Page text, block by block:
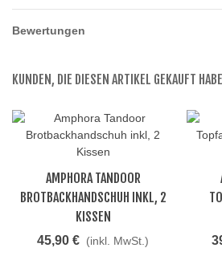
Bewertungen
KUNDEN, DIE DIESEN ARTIKEL GEKAUFT
AMPHORA TANDOOR
BROTBACKHANDSCHUH INKL, 2
KISSEN
45,90 € (inkl. MwSt.)